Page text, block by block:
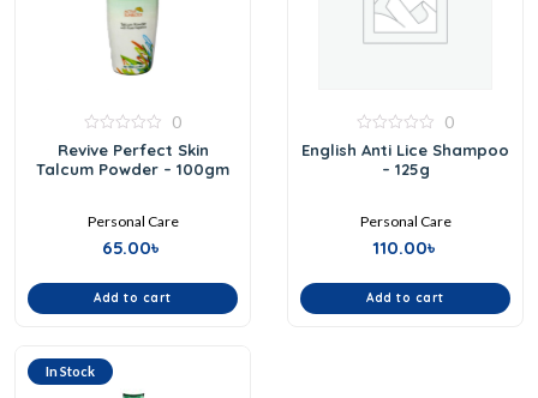
0
out
of
0
Revive Perfect Skin
Talcum Powder – 100gm
Personal Care
65.00৳
Add to cart
out
0
English Anti Lice Shampoo
– 125g
Personal Care
110.00৳
Add to cart
In Stock